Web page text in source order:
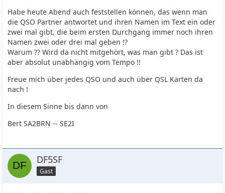
Habe heute Abend auch feststellen können, das wenn man
die QSO Partner antwortet und ihren Namen im Text ein oder
zwei mal gibt, die beim ersten Durchgang immer noch ihren
Namen zwei oder drei mal geben !?
Warum ?? Wird da nicht mitgehört, was man gibt ? Das ist
aber absolut unabhängig vom Tempo !!
Freue mich über jedes QSO und auch über QSL Karten da
nach !
In diesem Sinne bis dann von
Bert SA2BRN -- SE2I
DF5SF
Gast